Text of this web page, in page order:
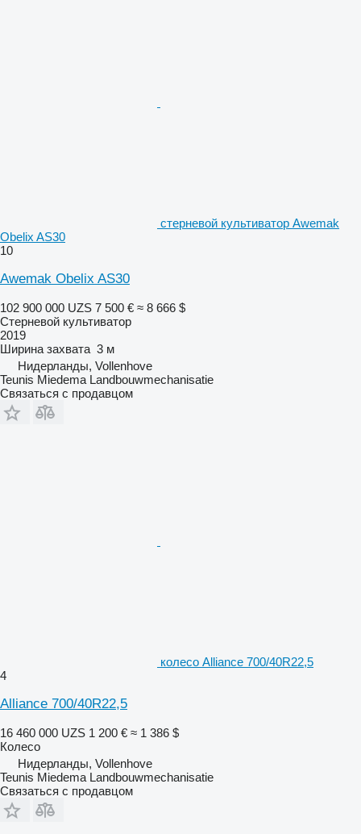
стерневой культиватор Awemak
Obelix AS30
10
Awemak Obelix AS30
102 900 000 UZS 7 500 € ≈ 8 666 $
Стерневой культиватор
2019
Ширина захвата 3 м
Нидерланды, Vollenhove
Teunis Miedema Landbouwmechanisatie
Связаться с продавцом
колесо Alliance 700/40R22,5
4
Alliance 700/40R22,5
16 460 000 UZS 1 200 € ≈ 1 386 $
Колесо
Нидерланды, Vollenhove
Teunis Miedema Landbouwmechanisatie
Связаться с продавцом